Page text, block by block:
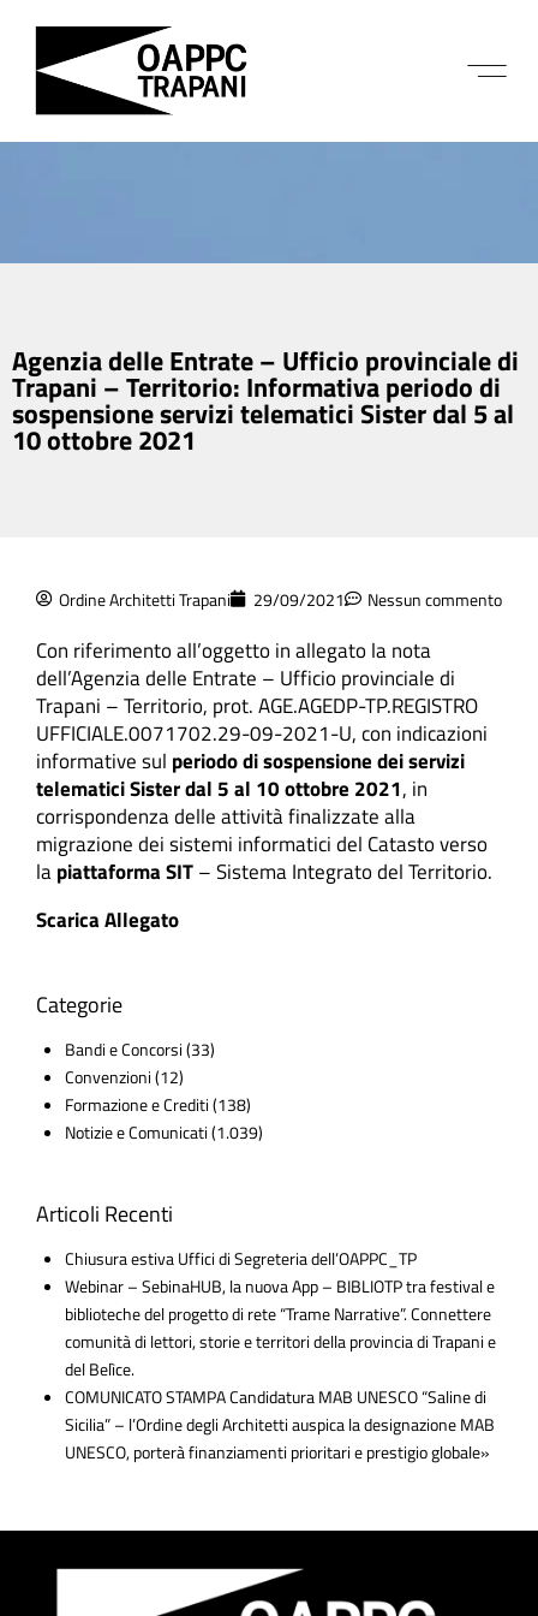
Agenzia delle Entrate – Ufficio provinciale di
Trapani – Territorio: Informativa periodo di
sospensione servizi telematici Sister dal 5 al
10 ottobre 2021
Ordine Architetti Trapani 29/09/2021 Nessun commento
Con riferimento all’oggetto in allegato la nota
dell’Agenzia delle Entrate – Ufficio provinciale di
Trapani – Territorio, prot. AGE.AGEDP-TP.REGISTRO
UFFICIALE.0071702.29-09-2021-U, con indicazioni
informative sul periodo di sospensione dei servizi
telematici Sister dal 5 al 10 ottobre 2021, in
corrispondenza delle attività finalizzate alla
migrazione dei sistemi informatici del Catasto verso
lapiattaforma SIT– Sistema Integrato del Territorio.
Scarica Allegato
Categorie
Bandi e Concorsi(33)
Convenzioni(12)
Formazione e Crediti(138)
Notizie e Comunicati(1.039)
Articoli Recenti
Chiusura estiva Uffici di Segreteria dell’OAPPC_TP
Webinar – SebinaHUB, la nuova App – BIBLIOTP tra festival e
biblioteche del progetto di rete “Trame Narrative”. Connettere
comunità di lettori, storie e territori della provincia di Trapani e
del Belìce.
COMUNICATO STAMPA Candidatura MAB UNESCO “Saline di
Sicilia” – l’Ordine degli Architetti auspica la designazione MAB
UNESCO, porterà finanziamenti prioritari e prestigio globale»